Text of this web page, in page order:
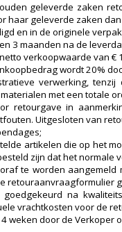
geleverde zaken
haar geleverde zaken
en in de originele
3 maanden na de
verkoopwaarde van €
wordt 20%
verwerking,
met een totale
retourgave in
Uitgesloten van
artikelen die op het
zijn dat het normale
te worden
retouraanvraagformulier
na
vrachtkosten voor de
weken door de